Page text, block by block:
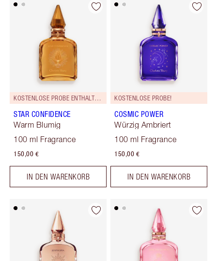
KOSTENLOSE PROBE ENTHALTEN!
STAR CONFIDENCE
Warm Blumig
100 ml Fragrance
150,00 €
IN DEN WARENKORB
KOSTENLOSE PROBE!
COSMIC POWER
Würzig Ambriert
100 ml Fragrance
150,00 €
IN DEN WARENKORB